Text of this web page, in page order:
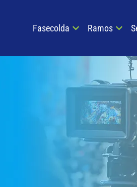
Fasecolda Ramos